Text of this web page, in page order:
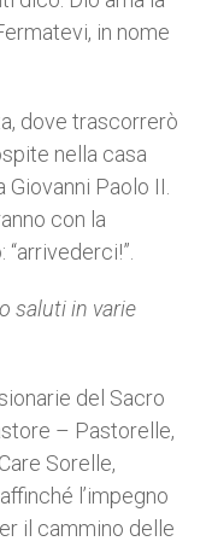
in nome
dove trascorrerò
nella casa
Paolo II.
con la
saluti in varie
del Sacro
– Pastorelle,
Sorelle,
l’impegno
il cammino delle